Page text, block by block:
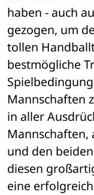
haben - auch
gezogen, um
tollen
bestmögliche
Mannschaften
in aller
Mannschaften,
und den
diesen
eine